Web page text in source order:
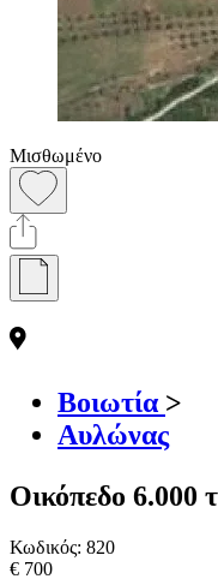
Μισθωμένο
Βοιωτία >
Αυλώνας
Οικόπεδο 6.000
Κωδικός: 820
€ 700